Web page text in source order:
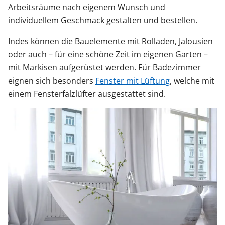
Arbeitsräume nach eigenem Wunsch und
individuellem Geschmack gestalten und bestellen.
Indes können die Bauelemente mit Rolladen, Jalousien
oder auch – für eine schöne Zeit im eigenen Garten –
mit Markisen aufgerüstet werden. Für Badezimmer
eignen sich besonders Fenster mit Lüftung, welche mit
einem Fensterfalzlüfter ausgestattet sind.